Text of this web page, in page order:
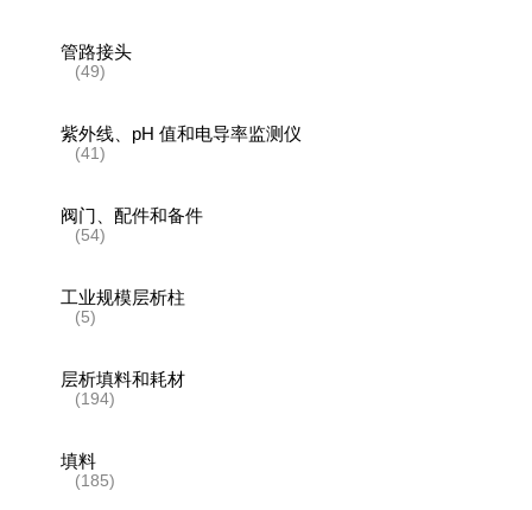
管路接头
(49)
紫外线、pH 值和电导率监测仪
(41)
阀门、配件和备件
(54)
工业规模层析柱
(5)
层析填料和耗材
(194)
填料
(185)